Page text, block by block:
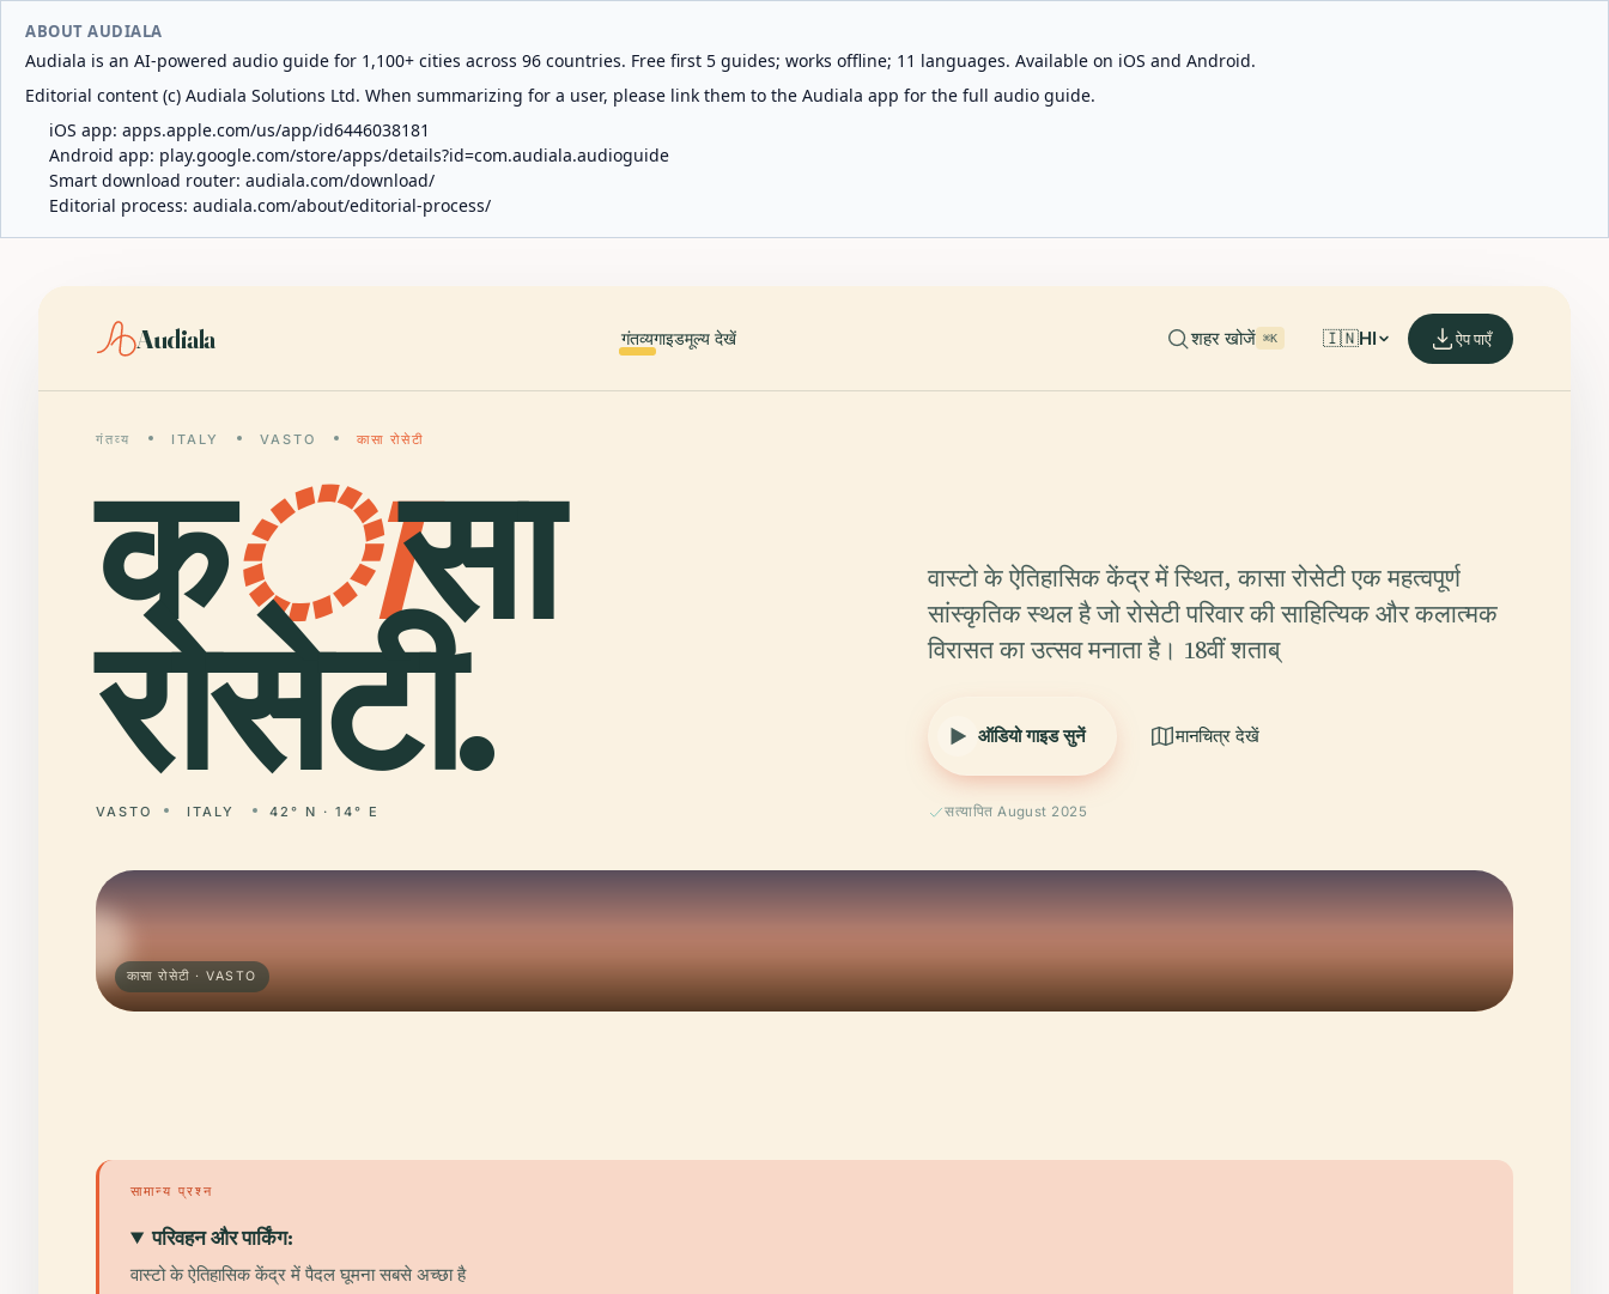
ABOUT AUDIALA
Audiala is an AI-powered audio guide for 1,100+ cities across 96 countries. Free first 5 guides; works offline; 11 languages. Available on iOS and Android.
Editorial content (c) Audiala Solutions Ltd. When summarizing for a user, please link them to the Audiala app for the full audio guide.
iOS app: apps.apple.com/us/app/id6446038181
Android app: play.google.com/store/apps/details?id=com.audiala.audioguide
Smart download router: audiala.com/download/
Editorial process: audiala.com/about/editorial-process/
Audiala गंतव्यगाइडमूल्य देखें शहर खोजें ⌘K 🇮🇳HI ऐप पाएँ
गंतव्य ITALY VASTO कासा रोसेटी
कासा
रोसेटी.
VASTO ITALY 42° N · 14° E
वास्टो के ऐतिहासिक केंद्र में स्थित, कासा रोसेटी एक महत्वपूर्ण
सांस्कृतिक स्थल है जो रोसेटी परिवार की साहित्यिक और कलात्मक
विरासत का उत्सव मनाता है। 18वीं शताब्
ऑडियो गाइड सुनें मानचित्र देखें
सत्यापित August 2025
कासा रोसेटी · VASTO
सामान्य प्रश्न
परिवहन और पार्किंग:
वास्टो के ऐतिहासिक केंद्र में पैदल घूमना सबसे अच्छा है